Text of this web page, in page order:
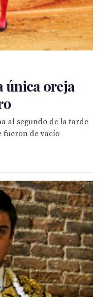
única oreja
al segundo de la tarde
fueron de vacío